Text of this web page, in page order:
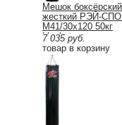
Мешок боксёрский
жесткий РЭЙ-
М41/30х120 50кг
blackstep
7 035 руб.
товар в корзину